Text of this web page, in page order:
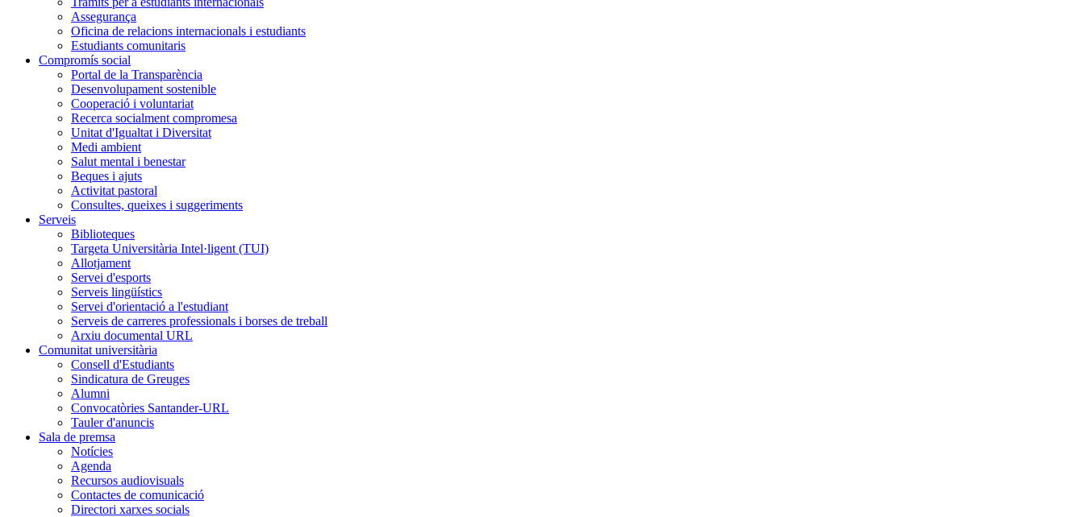
Assegurança
Oficina de relacions internacionals i estudiants
Estudiants comunitaris
Compromís social
Portal de la Transparència
Desenvolupament sostenible
Cooperació i voluntariat
Recerca socialment compromesa
Unitat d'Igualtat i Diversitat
Medi ambient
Salut mental i benestar
Beques i ajuts
Activitat pastoral
Consultes, queixes i suggeriments
Serveis
Biblioteques
Targeta Universitària Intel·ligent (TUI)
Allotjament
Servei d'esports
Serveis lingüístics
Servei d'orientació a l'estudiant
Serveis de carreres professionals i borses de treball
Arxiu documental URL
Comunitat universitària
Consell d'Estudiants
Sindicatura de Greuges
Alumni
Convocatòries Santander-URL
Tauler d'anuncis
Sala de premsa
Notícies
Agenda
Recursos audiovisuals
Contactes de comunicació
Directori xarxes socials